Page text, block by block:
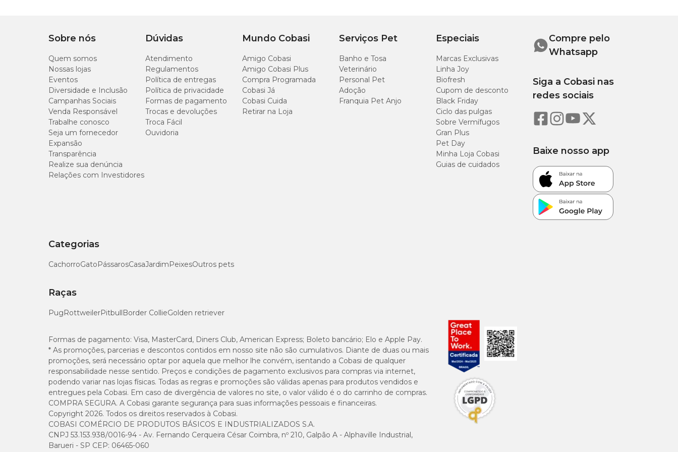
Altura: 12,5 cm.
Sobre nós
Quem somos
Nossas lojas
Eventos
Diversidade e Inclusão
Campanhas Sociais
Venda Responsável
Trabalhe conosco
Seja um fornecedor
Expansão
Transparência
Realize sua denúncia
Relações com Investidores
Dúvidas
Atendimento
Regulamentos
Política de entregas
Política de privacidade
Formas de pagamento
Trocas e devoluções
Troca Fácil
Ouvidoria
Mundo Cobasi
Amigo Cobasi
Amigo Cobasi Plus
Compra Programada
Cobasi Já
Cobasi Cuida
Retirar na Loja
Serviços Pet
Banho e Tosa
Veterinário
Personal Pet
Adoção
Franquia Pet Anjo
Especiais
Marcas Exclusivas
Linha Joy
Biofresh
Cupom de desconto
Black Friday
Ciclo das pulgas
Sobre Vermífugos
Gran Plus
Pet Day
Minha Loja Cobasi
Guias de cuidados
Categorias
CachorroGatoPássarosCasaJardimPeixesOutros pets
Raças
PugRottweilerPitbullBorder CollieGolden retriever
Compre pelo
Whatsapp
Siga a Cobasi nas
redes sociais
Baixe nosso app
Formas de pagamento: Visa, MasterCard, Diners Club, American Express; Boleto bancário; Elo e Apple Pay.
* As promoções, parcerias e descontos contidos em nosso site não são cumulativos. Diante de duas ou mais
promoções, será necessário optar por aquela que melhor lhe convém, isentando a Cobasi de qualquer
responsabilidade nesse sentido. Preços e condições de pagamento exclusivos para compras via internet,
podendo variar nas lojas físicas. Todas as regras e promoções são válidas apenas para produtos vendidos e
entregues pela Cobasi. Em caso de divergência de valores no site, o valor válido é o do carrinho de compras.
COMPRA SEGURA. A Cobasi garante segurança para suas informações pessoais e financeiras.
Copyright 2026. Todos os direitos reservados à Cobasi.
COBASI COMÉRCIO DE PRODUTOS BÁSICOS E INDUSTRIALIZADOS S.A.
CNPJ 53.153.938/0016-94 - Av. Fernando Cerqueira César Coimbra, nº 210, Galpão A - Alphaville Industrial,
Barueri - SP CEP: 06465-060